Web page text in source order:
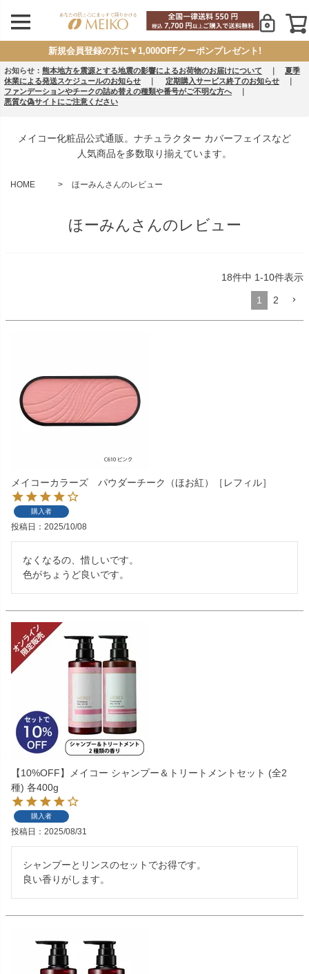
新規会員登録の方に￥1,000OFFクーポンプレゼント!
お知らせ： 熊本地方を震源とする地震の影響によるお荷物のお届けについて ｜ 夏季
休業による発送スケジュールのお知らせ ｜ 定期購入サービス終了のお知らせ ｜
ファンデーションやチークの詰め替えの種類や番号がご不明な方へ｜
悪質な偽サイトにご注意ください
メイコー化粧品公式通販。ナチュラクター カバーフェイスなど
人気商品を多数取り揃えています。
HOME ほーみんさんのレビュー
ほーみんさんのレビュー
18件中 1-10件表示
1 2
メイコーカラーズ パウダーチーク（ほお紅）［レフィル］
購入者
投稿日 2025/10/08
なくなるの、惜しいです。
色がちょうど良いです。
【10%OFF】メイコー シャンプー＆トリートメントセット (全2
種) 各400g
購入者
投稿日 2025/08/31
シャンプーとリンスのセットでお得です。
良い香りがします。